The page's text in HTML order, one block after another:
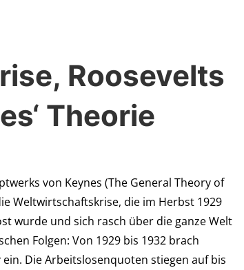
Roosevelts
Theorie
von Keynes (The General Theory of
Weltwirtschaftskrise, die im Herbst 1929
wurde und sich rasch über die ganze Welt
Folgen: Von 1929 bis 1932 brach
Die Arbeitslosenquoten stiegen auf bis